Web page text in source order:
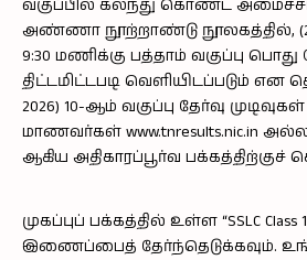
வகுப்பில் கலந்து கொண்ட
அண்ணா நூற்றாண்டு நூலகத்தில்,
9:30 மணிக்கு பத்தாம் வகுப்பு பொது
திட்டமிட்டபடி வெளியிடப்படும் என
2026) 10-ஆம் வகுப்பு தேர்வு
மாணவர்கள் www.tnresults.nic.in
ஆகிய அதிகாரப்பூர்வ பக்கத்திற்குச்
முகப்புப் பக்கத்தில் உள்ள “SSLC Class
இணைப்பைத் தேர்ந்தெடுக்கவும்.